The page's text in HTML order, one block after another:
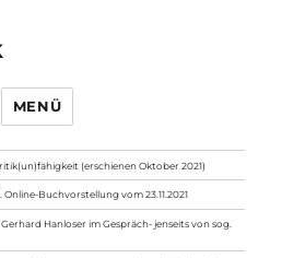
MENÜ
(erschienen Oktober 2021)
Buchvorstellung vom 23.11.2021
Hanloser im Gespräch- jenseits von sog.